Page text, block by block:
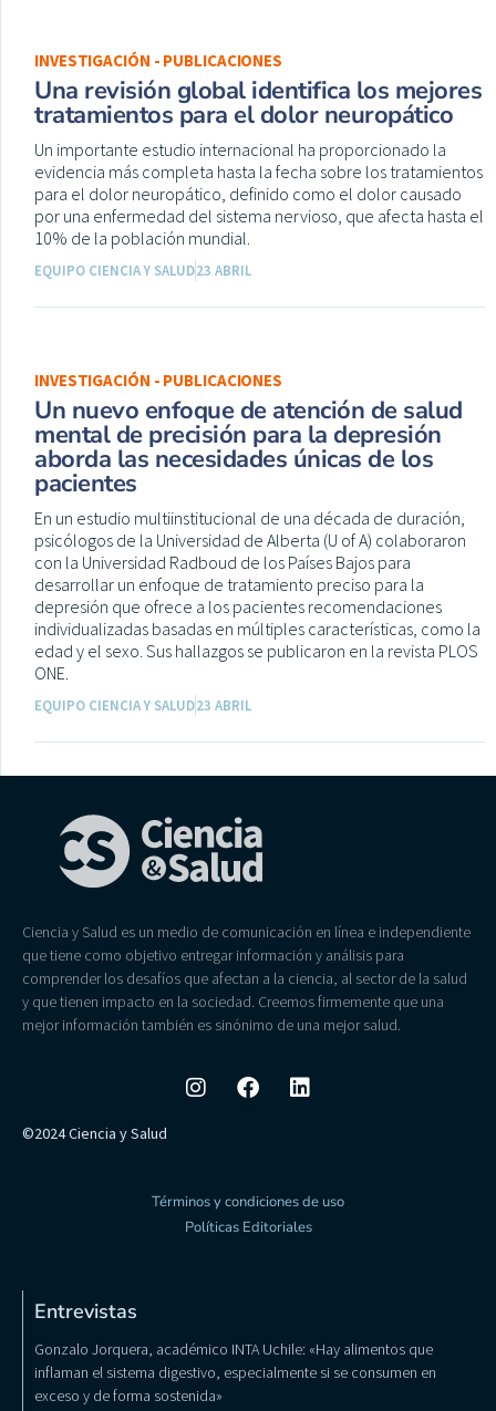
INVESTIGACIÓN - PUBLICACIONES
Una revisión global identifica los mejores
tratamientos para el dolor neuropático
Un importante estudio internacional ha proporcionado la
evidencia más completa hasta la fecha sobre los tratamientos
para el dolor neuropático, definido como el dolor causado
por una enfermedad del sistema nervioso, que afecta hasta el
10% de la población mundial.
EQUIPO CIENCIA Y SALUD23 ABRIL
INVESTIGACIÓN - PUBLICACIONES
Un nuevo enfoque de atención de salud
mental de precisión para la depresión
aborda las necesidades únicas de los
pacientes
En un estudio multiinstitucional de una década de duración,
psicólogos de la Universidad de Alberta (U of A) colaboraron
con la Universidad Radboud de los Países Bajos para
desarrollar un enfoque de tratamiento preciso para la
depresión que ofrece a los pacientes recomendaciones
individualizadas basadas en múltiples características, como la
edad y el sexo. Sus hallazgos se publicaron en la revista PLOS
ONE.
EQUIPO CIENCIA Y SALUD23 ABRIL
Ciencia y Salud es un medio de comunicación en línea e independiente
que tiene como objetivo entregar información y análisis para
comprender los desafíos que afectan a la ciencia, al sector de la salud
y que tienen impacto en la sociedad. Creemos firmemente que una
mejor información también es sinónimo de una mejor salud.
©2024 Ciencia y Salud
Términos y condiciones de uso
Políticas Editoriales
Entrevistas
Gonzalo Jorquera, académico INTA Uchile: «Hay alimentos que
inflaman el sistema digestivo, especialmente si se consumen en
exceso y de forma sostenida»